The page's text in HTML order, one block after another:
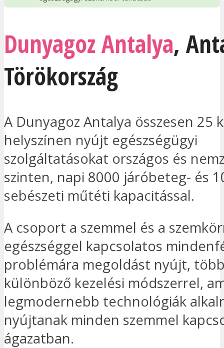
Dunyagoz Antalya,
Törökország
A Dunyagoz Antalya összesen 25
helyszínen nyújt egészségügyi
szolgáltatásokat országos és
szinten, napi 8000 járóbeteg- és
sebészeti műtéti kapacitással.
A csoport a szemmel és a
egészséggel kapcsolatos
problémára megoldást nyújt,
különböző kezelési módszerrel,
legmodernebb technológiák
nyújtanak minden szemmel
ágazatban.